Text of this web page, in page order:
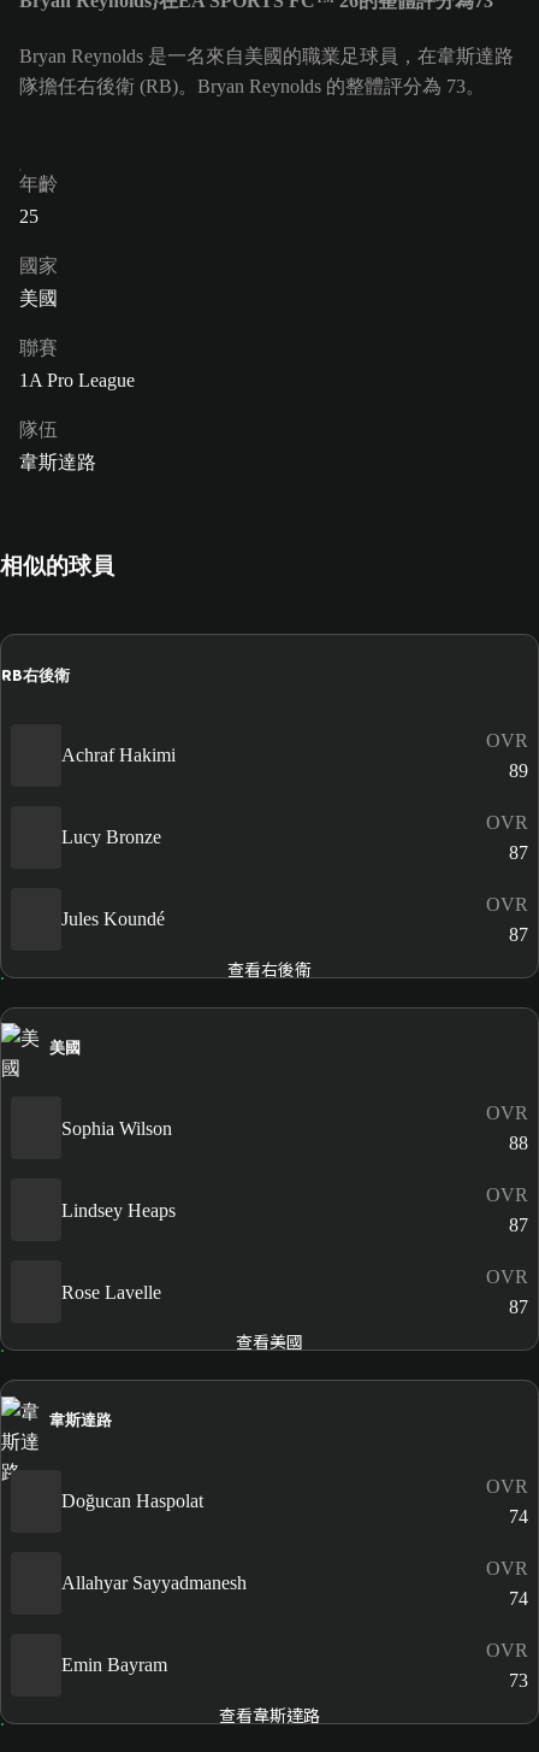
Bryan Reynolds 是一名來自美國的職業足球員，在韋斯達路
隊擔任右後衛 (RB)。Bryan Reynolds 的整體評分為 73。
年齡
25
國家
美國
聯賽
1A Pro League
隊伍
韋斯達路
相似的球員
RB右後衛
Achraf Hakimi
OVR
89
Lucy Bronze
OVR
87
Jules Koundé
OVR
87
查看右後衛
美國
Sophia Wilson
OVR
88
Lindsey Heaps
OVR
87
Rose Lavelle
OVR
87
查看美國
韋斯達路
Doğucan Haspolat
OVR
74
Allahyar Sayyadmanesh
OVR
74
Emin Bayram
OVR
73
查看韋斯達路